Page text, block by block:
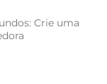
Crie uma